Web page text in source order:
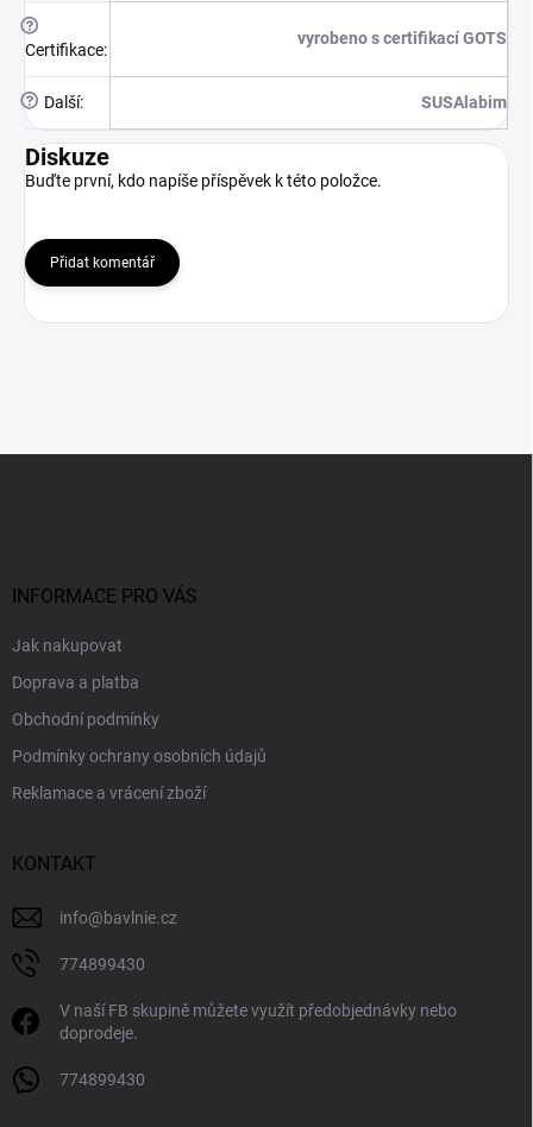
?
Certifikace:
vyrobeno s certifikací GOTS
? Další: SUSAlabim
Diskuze
Buďte první, kdo napíše příspěvek k této položce.
Přidat komentář
INFORMACE PRO VÁS
Jak nakupovat
Doprava a platba
Obchodní podmínky
Podmínky ochrany osobních údajů
Reklamace a vrácení zboží
KONTAKT
info@bavlnie.cz
774899430
V naší FB skupině můžete využít předobjednávky nebo
doprodeje.
774899430